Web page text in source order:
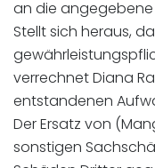
an die angegebene
Stellt sich heraus,
verrechnet Diana
entstandenen
Der Ersatz von
sonstigen